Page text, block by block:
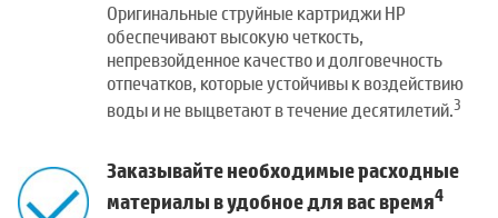
Оригинальные струйные картриджи HP
обеспечивают высокую четкость,
непревзойденное качество и долговечность
отпечатков, которые устойчивы к воздействию
воды и не выцветают в течение десятилетий.3
Заказывайте необходимые расходные
материалы в удобное для вас время4